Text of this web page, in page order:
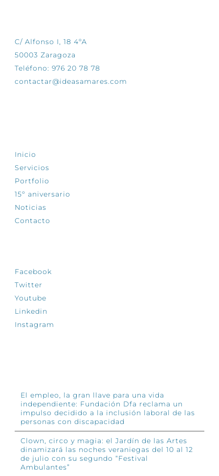
C/ Alfonso I, 18 4ºA
50003 Zaragoza
Teléfono: 976 20 78 78
contactar@ideasamares.com
Inicio
Servicios
Portfolio
15º aniversario
Noticias
Contacto
Facebook
Twitter
Youtube
Linkedin
Instagram
El empleo, la gran llave para una vida
independiente: Fundación Dfa reclama un
impulso decidido a la inclusión laboral de las
personas con discapacidad
Clown, circo y magia: el Jardín de las Artes
dinamizará las noches veraniegas del 10 al 12
de julio con su segundo “Festival
Ambulantes”